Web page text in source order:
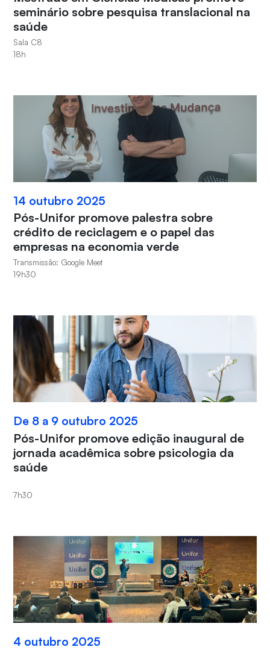
seminário sobre pesquisa translacional na
saúde
Sala C8
18h
14 outubro 2025
Pós-Unifor promove palestra sobre
crédito de reciclagem e o papel das
empresas na economia verde
Transmissão: Google Meet
19h30
De 8 a 9 outubro 2025
Pós-Unifor promove edição inaugural de
jornada acadêmica sobre psicologia da
saúde
7h30
4 outubro 2025